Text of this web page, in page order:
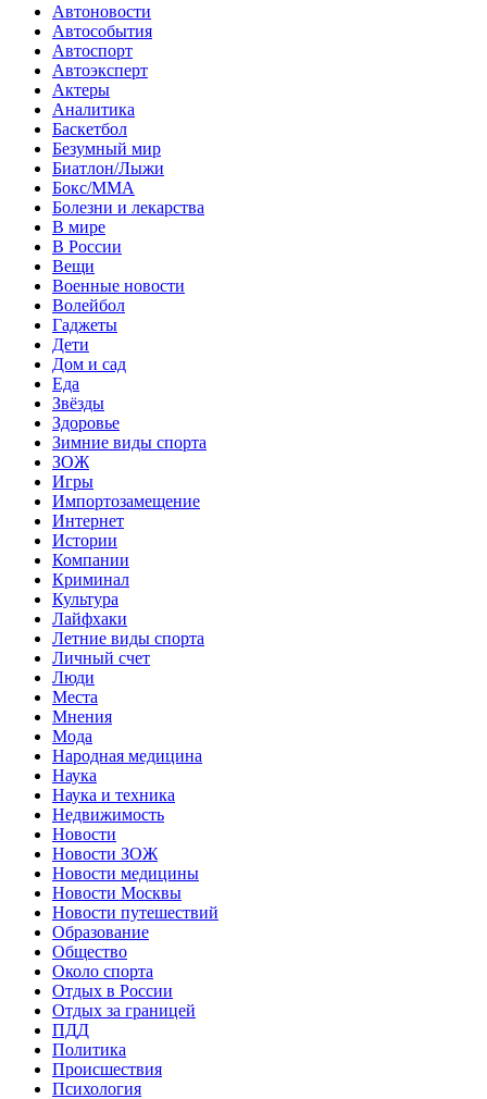
Автоновости
Автособытия
Автоспорт
Автоэксперт
Актеры
Аналитика
Баскетбол
Безумный мир
Биатлон/Лыжи
Бокс/MMA
Болезни и лекарства
В мире
В России
Вещи
Военные новости
Волейбол
Гаджеты
Дети
Дом и сад
Еда
Звёзды
Здоровье
Зимние виды спорта
ЗОЖ
Игры
Импортозамещение
Интернет
Истории
Компании
Криминал
Культура
Лайфхаки
Летние виды спорта
Личный счет
Люди
Места
Мнения
Мода
Народная медицина
Наука
Наука и техника
Недвижимость
Новости
Новости ЗОЖ
Новости медицины
Новости Москвы
Новости путешествий
Образование
Общество
Около спорта
Отдых в России
Отдых за границей
ПДД
Политика
Происшествия
Психология